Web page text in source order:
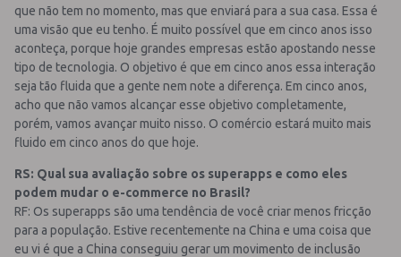
que não tem no momento, mas que enviará para a sua casa. Essa é
uma visão que eu tenho. É muito possível que em cinco anos isso
aconteça, porque hoje grandes empresas estão apostando nesse
tipo de tecnologia. O objetivo é que em cinco anos essa interação
seja tão fluida que a gente nem note a diferença. Em cinco anos,
acho que não vamos alcançar esse objetivo completamente,
porém, vamos avançar muito nisso. O comércio estará muito mais
fluido em cinco anos do que hoje.
RS: Qual sua avaliação sobre os superapps e como eles
podem mudar o e-commerce no Brasil?
RF: Os superapps são uma tendência de você criar menos fricção
para a população. Estive recentemente na China e uma coisa que
eu vi é que a China conseguiu gerar um movimento de inclusão